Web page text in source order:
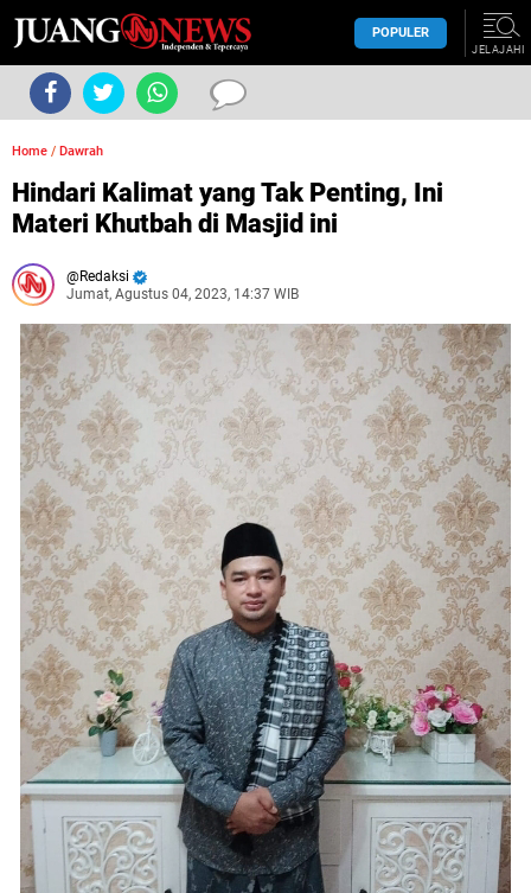
POPULER
JELAJAHI
Home / Dawrah
Hindari Kalimat yang Tak Penting, Ini
Materi Khutbah di Masjid ini
Redaksi
Jumat, Agustus 04, 2023, 14:37 WIB